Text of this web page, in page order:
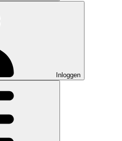
Inloggen